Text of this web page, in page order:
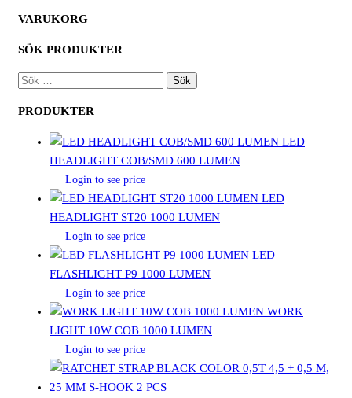
VARUKORG
SÖK PRODUKTER
SÖK
PRODUKTER
LED
HEADLIGHT COB/SMD 600 LUMEN
Login to see price
LED
HEADLIGHT ST20 1000 LUMEN
Login to see price
LED
FLASHLIGHT P9 1000 LUMEN
Login to see price
WORK
LIGHT 10W COB 1000 LUMEN
Login to see price